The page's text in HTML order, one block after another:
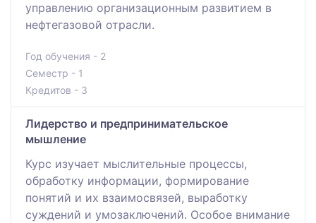
управлению организационным развитием в
нефтегазовой отрасли.
Год обучения - 2
Семестр - 1
Кредитов - 3
Лидерство и предпринимательское
мышление
Курс изучает мыслительные процессы,
обработку информации, формирование
понятий и их взаимосвязей, выработку
суждений и умозаключений. Особое внимание